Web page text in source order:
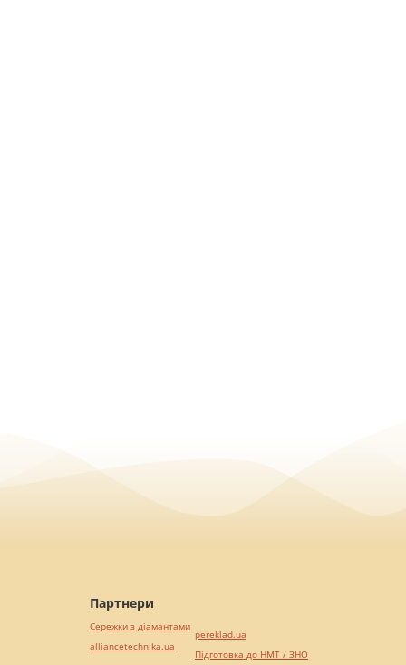
Партнери
Сережки з діамантами
alliancetechnika.ua
pereklad.ua
Підготовка до НМТ / ЗНО